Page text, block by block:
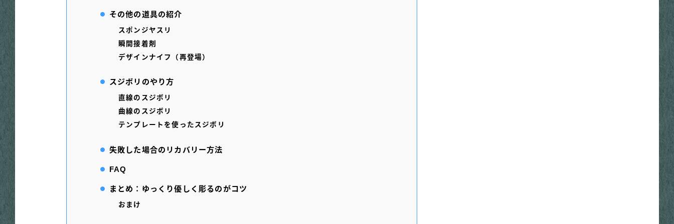
その他の道具の紹介
スポンジヤスリ
瞬間接着剤
デザインナイフ（再登場）
スジボリのやり方
直線のスジボリ
曲線のスジボリ
テンプレートを使ったスジボリ
失敗した場合のリカバリー方法
FAQ
まとめ：ゆっくり優しく彫るのがコツ
おまけ